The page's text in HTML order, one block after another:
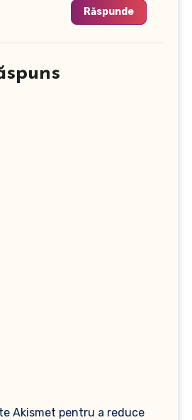
Răspunde
Akismet pentru a reduce